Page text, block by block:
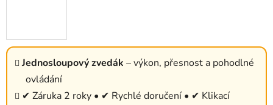
Jednosloupový zvedák – výkon, přesnost a pohodlné
ovládání
✔ Záruka 2 roky • ✔ Rychlé doručení • ✔ Klikací